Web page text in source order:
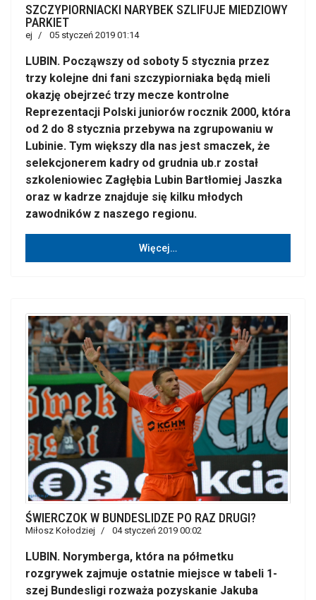
SZCZYPIORNIACKI NARYBEK SZLIFUJE MIEDZIOWY
PARKIET
ej 05 styczeń 2019 01:14
LUBIN. Począwszy od soboty 5 stycznia przez
trzy kolejne dni fani szczypiorniaka będą mieli
okazję obejrzeć trzy mecze kontrolne
Reprezentacji Polski juniorów rocznik 2000, która
od 2 do 8 stycznia przebywa na zgrupowaniu w
Lubinie. Tym większy dla nas jest smaczek, że
selekcjonerem kadry od grudnia ub.r został
szkoleniowiec Zagłębia Lubin Bartłomiej Jaszka
oraz w kadrze znajduje się kilku młodych
zawodników z naszego regionu.
Więcej…
ŚWIERCZOK W BUNDESLIDZE PO RAZ DRUGI?
Miłosz Kołodziej 04 styczeń 2019 00:02
LUBIN. Norymberga, która na półmetku
rozgrywek zajmuje ostatnie miejsce w tabeli 1-
szej Bundesligi rozważa pozyskanie Jakuba